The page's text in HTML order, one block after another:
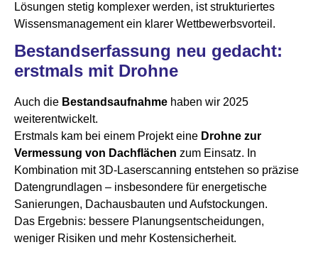
Lösungen stetig komplexer werden, ist strukturiertes
Wissensmanagement ein klarer Wettbewerbsvorteil.
Bestandserfassung neu gedacht:
erstmals mit Drohne
Auch die Bestandsaufnahme haben wir 2025
weiterentwickelt.
Erstmals kam bei einem Projekt eine Drohne zur
Vermessung von Dachflächen zum Einsatz. In
Kombination mit 3D-Laserscanning entstehen so präzise
Datengrundlagen – insbesondere für energetische
Sanierungen, Dachausbauten und Aufstockungen.
Das Ergebnis: bessere Planungsentscheidungen,
weniger Risiken und mehr Kostensicherheit.